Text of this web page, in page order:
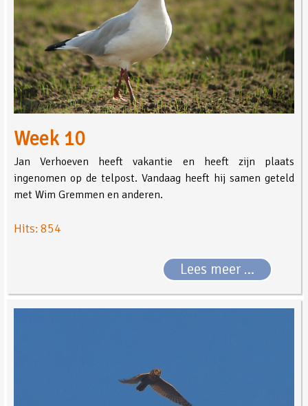
Week 10
Jan Verhoeven heeft vakantie en heeft zijn plaats
ingenomen op de telpost. Vandaag heeft hij samen geteld
met Wim Gremmen en anderen.
Hits: 854
Lees meer …